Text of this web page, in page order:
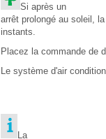
Si après un
arrêt prolongé au soleil,
instants.
Placez la commande de
Le système d'air
La